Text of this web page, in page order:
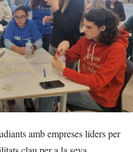
amb empreses líders per